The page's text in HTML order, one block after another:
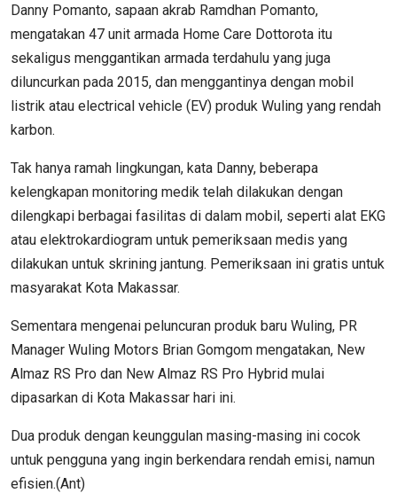
Danny Pomanto, sapaan akrab Ramdhan Pomanto,
mengatakan 47 unit armada Home Care Dottorota itu
sekaligus menggantikan armada terdahulu yang juga
diluncurkan pada 2015, dan menggantinya dengan mobil
listrik atau electrical vehicle (EV) produk Wuling yang rendah
karbon.
Tak hanya ramah lingkungan, kata Danny, beberapa
kelengkapan monitoring medik telah dilakukan dengan
dilengkapi berbagai fasilitas di dalam mobil, seperti alat EKG
atau elektrokardiogram untuk pemeriksaan medis yang
dilakukan untuk skrining jantung. Pemeriksaan ini gratis untuk
masyarakat Kota Makassar.
Sementara mengenai peluncuran produk baru Wuling, PR
Manager Wuling Motors Brian Gomgom mengatakan, New
Almaz RS Pro dan New Almaz RS Pro Hybrid mulai
dipasarkan di Kota Makassar hari ini.
Dua produk dengan keunggulan masing-masing ini cocok
untuk pengguna yang ingin berkendara rendah emisi, namun
efisien.(Ant)